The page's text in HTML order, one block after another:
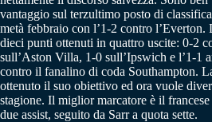
vantaggio sul terzultimo posto di
metà febbraio con l’1-2 contro
dieci punti ottenuti in quattro uscite: 0-2
sull’Aston Villa, 1-0 sull’Ipswich e l’1-1
contro il fanalino di coda Southampton.
ottenuto il suo obiettivo ed ora vuole
stagione. Il miglior marcatore è il
due assist, seguito da Sarr a quota sette.